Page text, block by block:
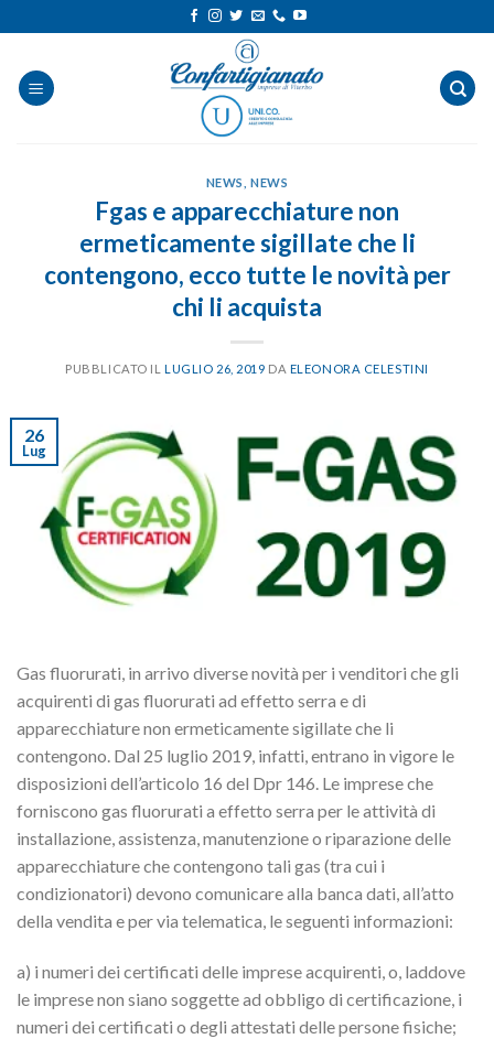
ai
contenuti
NEWS ,NEWS
Fgas e apparecchiature non
ermeticamente sigillate che li
contengono, ecco tutte le novità per
chi li acquista
PUBBLICATO ILLUGLIO 26, 2019 DA ELEONORA CELESTINI
26
Lug
Gas fluorurati, in arrivo diverse novità per i venditori che gli
acquirenti di gas fluorurati ad effetto serra e di
apparecchiature non ermeticamente sigillate che li
contengono. Dal 25 luglio 2019, infatti, entrano in vigore le
disposizioni dell’articolo 16 del Dpr 146. Le imprese che
forniscono gas fluorurati a effetto serra per le attività di
installazione, assistenza, manutenzione o riparazione delle
apparecchiature che contengono tali gas (tra cui i
condizionatori) devono comunicare alla banca dati, all’atto
della vendita e per via telematica, le seguenti informazioni:
a) i numeri dei certificati delle imprese acquirenti, o, laddove
le imprese non siano soggette ad obbligo di certificazione, i
numeri dei certificati o degli attestati delle persone fisiche;